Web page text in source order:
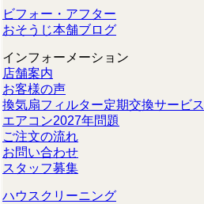
ビフォー・アフター
おそうじ本舗ブログ
インフォーメーション
店舗案内
お客様の声
換気扇フィルター定期交換サービス
エアコン2027年問題
ご注文の流れ
お問い合わせ
スタッフ募集
ハウスクリーニング